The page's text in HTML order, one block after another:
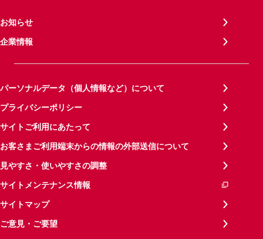
お知らせ
企業情報
パーソナルデータ（個人情報など）について
プライバシーポリシー
サイトご利用にあたって
お客さまご利用端末からの情報の外部送信について
見やすさ・使いやすさの調整
サイトメンテナンス情報
サイトマップ
ご意見・ご要望